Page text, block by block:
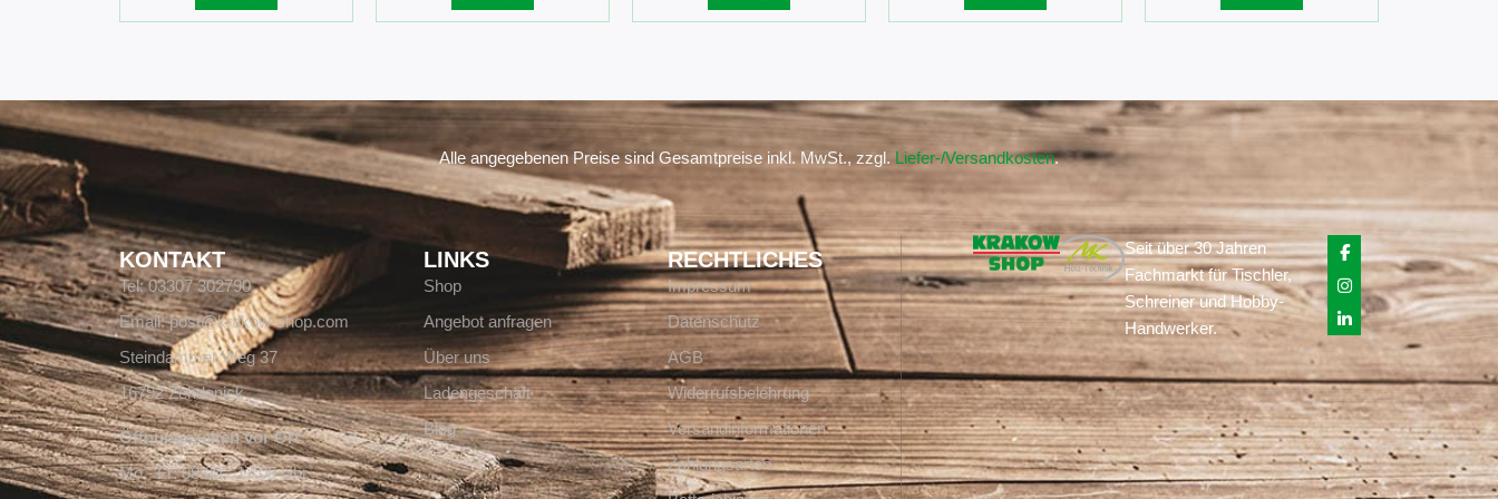
Alle angegebenen Preise sind Gesamtpreise inkl. MwSt., zzgl. Liefer-/Versandkosten.
KONTAKT
Tel: 03307 302790
Email: post@krakow-shop.com
Steindammer Weg 37
16792 Zehdenick
Öffnungszeiten vor Ort:
Mo - Fr: 08:00 - 17:00 Uhr
LINKS
Shop
Angebot anfragen
Über uns
Ladengeschäft
Blog
RECHTLICHES
Impressum
Datenschutz
AGB
Widerrufsbelehrung
Versandinformationen
Zahlungsarten
Seit über 30 Jahren
Fachmarkt für Tischler,
Schreiner und Hobby-
Handwerker.